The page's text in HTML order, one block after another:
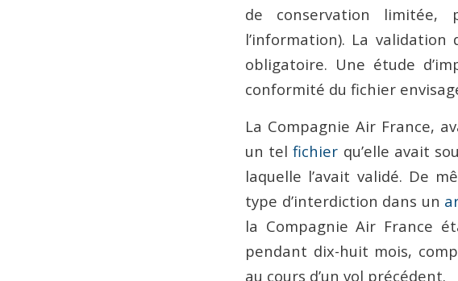
de conservation
l’information). La
obligatoire. Une étude
conformité du fichier
La Compagnie Air France,
un telfichier qu’elle avait
laquelle l’avait validé. De
type d’interdiction dans un
la Compagnie Air France
pendant dix-huit mois,
au cours d’un vol précédent.